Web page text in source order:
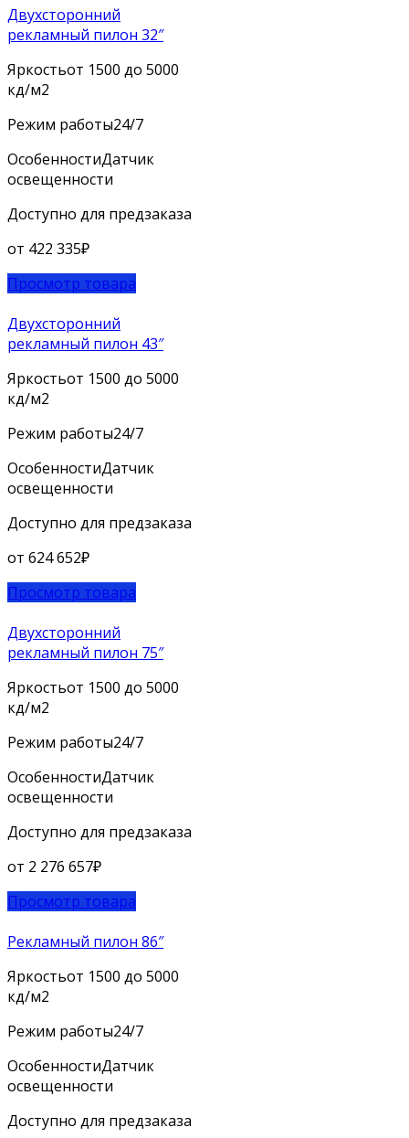
Двухсторонний
рекламный пилон 32″
Яркостьот 1500 до 5000
кд/м2
Режим работы24/7
ОсобенностиДатчик
освещенности
Доступно для предзаказа
от 422 335₽
Просмотр товара
Двухсторонний
рекламный пилон 43″
Яркостьот 1500 до 5000
кд/м2
Режим работы24/7
ОсобенностиДатчик
освещенности
Доступно для предзаказа
от 624 652₽
Просмотр товара
Двухсторонний
рекламный пилон 75″
Яркостьот 1500 до 5000
кд/м2
Режим работы24/7
ОсобенностиДатчик
освещенности
Доступно для предзаказа
от 2 276 657₽
Просмотр товара
Рекламный пилон 86″
Яркостьот 1500 до 5000
кд/м2
Режим работы24/7
ОсобенностиДатчик
освещенности
Доступно для предзаказа